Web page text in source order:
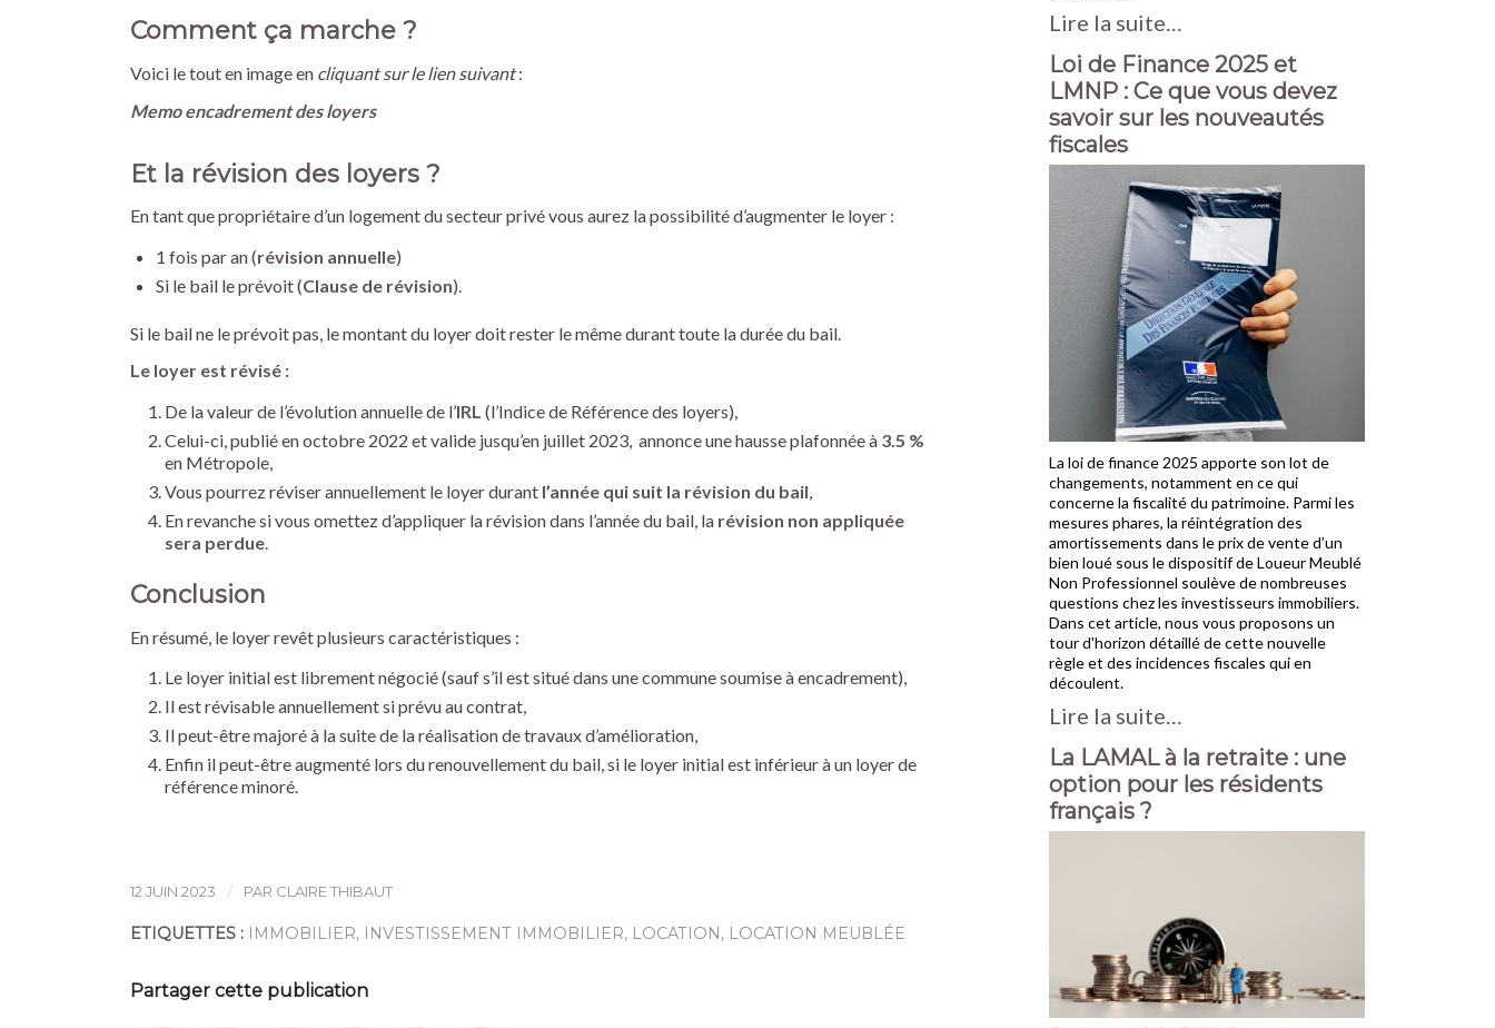
Comment ça marche ?
Voici le tout en image en cliquant sur le lien suivant:
Memo encadrement des loyers
Et la révision des loyers ?
En tant que propriétaire d’un logement du secteur privé vous aurez la possibilité d’augmenter le loyer :
1 fois par an (révision annuelle)
Si le bail le prévoit (Clause de révision).
Si le bail ne le prévoit pas, le montant du loyer doit rester le même durant toute la durée du bail.
Le loyer est révisé :
De la valeur de l’évolution annuelle de l’IRL (l’Indice de Référence des loyers),
Celui-ci, publié en octobre 2022 et valide jusqu’en juillet 2023, annonce une hausse plafonnée à 3.5 %
en Métropole,
Vous pourrez réviser annuellement le loyer durant l’année qui suit la révision du bail,
En revanche si vous omettez d’appliquer la révision dans l’année du bail, la révision non appliquée
sera perdue.
Conclusion
En résumé, le loyer revêt plusieurs caractéristiques :
Le loyer initial est librement négocié (sauf s’il est situé dans une commune soumise à encadrement),
Il est révisable annuellement si prévu au contrat,
Il peut-être majoré à la suite de la réalisation de travaux d’amélioration,
Enfin il peut-être augmenté lors du renouvellement du bail, si le loyer initial est inférieur à un loyer de
référence minoré.
12 JUIN 2023 / PAR CLAIRE THIBAUT
ETIQUETTES : IMMOBILIER, INVESTISSEMENT IMMOBILIER, LOCATION, LOCATION MEUBLÉE
Partager cette publication
Lire la suite…
Loi de Finance 2025 et
LMNP : Ce que vous devez
savoir sur les nouveautés
fiscales
La loi de finance 2025 apporte son lot de
changements, notamment en ce qui
concerne la fiscalité du patrimoine. Parmi les
mesures phares, la réintégration des
amortissements dans le prix de vente d’un
bien loué sous le dispositif de Loueur Meublé
Non Professionnel soulève de nombreuses
questions chez les investisseurs immobiliers.
Dans cet article, nous vous proposons un
tour d'horizon détaillé de cette nouvelle
règle et des incidences fiscales qui en
découlent.
Lire la suite…
La LAMAL à la retraite : une
option pour les résidents
français ?